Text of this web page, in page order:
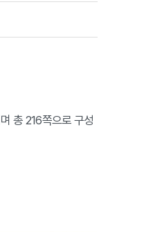
총 216쪽으로 구성